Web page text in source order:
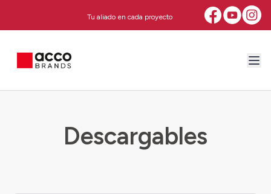
Tu aliado en cada proyecto
Descargables